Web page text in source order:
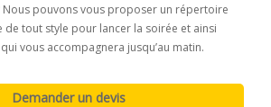
Nous pouvons vous proposer un répertoire
de tout style pour lancer la soirée et ainsi
vous accompagnera jusqu’au matin.